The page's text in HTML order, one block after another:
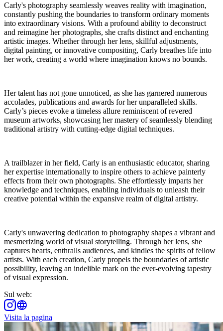
Carly's photography seamlessly weaves reality with imagination,
constantly pushing the boundaries to transform ordinary moments
into extraordinary visions. With a profound ability to deconstruct
and reimagine her photographs, she crafts distinct and enchanting
artistic images. Whether through her lens, skillful adjustments,
digital painting, or innovative compositing, Carly breathes life into
her work, creating a world where imagination knows no bounds.
Her talent has not gone unnoticed, as she has garnered numerous
accolades, publications and awards for her unparalleled skills.
Carly’s pieces evoke a timeless allure reminiscent of revered
museum artworks, showcasing her mastery of seamlessly blending
traditional artistry with cutting-edge digital techniques.
A trailblazer in her field, Carly is an enthusiastic educator, sharing
her expertise internationally to inspire others to achieve painterly
effects from their own photographs. She effortlessly imparts her
knowledge and techniques, enabling individuals to unleash their
creative potential within the expansive realm of digital artistry.
Carly's unwavering dedication to photography shapes a vibrant and
mesmerizing world of visual storytelling. Through her lens, she
captures hearts, enthralls audiences, and kindles the spirits of fellow
artists. With each creation, Carly propels the boundaries of artistic
possibility, leaving an indelible mark on the ever-evolving tapestry
of visual expression.
Sul web:
Visita la pagina